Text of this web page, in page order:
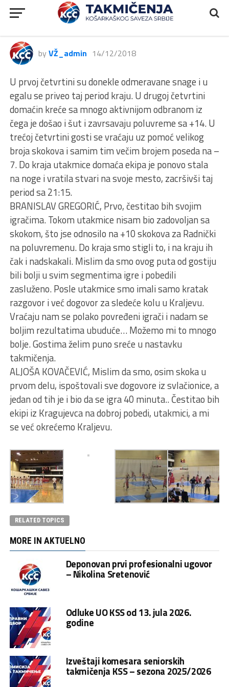
RODA JLS, Mladost Veternik
Odeon Basket – Radnički, 78:65
by VŽ_admin 14/12/2018
U prvoj četvrtini su donekle odmeravane snage i u
egalu se priveo taj period kraju. U drugoj četvrtini
domaćin kreće sa mnogo aktivnijom odbranom iz
čega je došao i šut i zavrsavaju poluvreme sa +14. U
trećoj četvrtini gosti se vraćaju uz pomoć velikog
broja skokova i samim tim večim brojem poseda na –
7. Do kraja utakmice domaća ekipa je ponovo stala
na noge i vratila stvari na svoje mesto, zacršivši taj
period sa 21:15.
BRANISLAV GREGORIĆ, Prvo, čestitao bih svojim
igračima. Tokom utakmice nisam bio zadovoljan sa
skokom, što jse odnosilo na +10 skokova za Radnički
na poluvremenu. Do kraja smo stigli to, i na kraju ih
čak i nadskakali. Mislim da smo ovog puta od gostiju
bili bolji u svim segmentima igre i pobedili
zasluženo. Posle utakmice smo imali samo kratak
razgovor i već dogovor za sledeće kolu u Kraljevu.
Vraćaju nam se polako povređeni igrači i nadam se
boljim rezultatima ubuduće… Možemo mi to mnogo
bolje. Gostima želim puno sreće u nastavku
takmičenja.
ALJOŠA KOVAČEVIĆ, Mislim da smo, osim skoka u
prvom delu, ispoštovali sve dogovore iz svlačionice, a
jedan od tih je i bio da se igra 40 minuta.. Čestitao bih
ekipi iz Kragujevca na dobroj pobedi, utakmici, a mi
se već okrećemo Kraljevu.
RELATED TOPICS
MORE IN AKTUELNO
Deponovan prvi profesionalni ugovor
– Nikolina Sretenović
Odluke UO KSS od 13. jula 2026.
godine
Izveštaji komesara seniorskih
takmičenja KSS – sezona 2025/2026